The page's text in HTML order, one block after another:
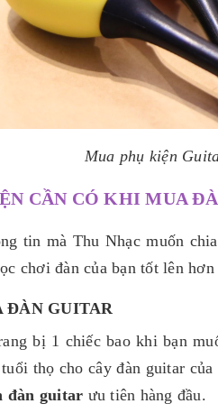
Mua phụ kiện
CẦN CÓ KHI MUA
tin mà Thu Nhạc muốn
chơi đàn của bạn tốt lên
ĐÀN GUITAR
bị 1 chiếc bao khi bạn
thọ cho cây đàn guitar
đàn guitar ưu tiên hàng đầu.